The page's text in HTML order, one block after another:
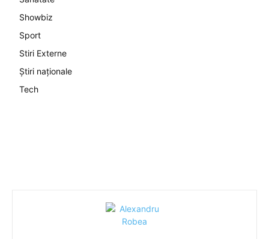
Showbiz
Sport
Stiri Externe
Știri naționale
Tech